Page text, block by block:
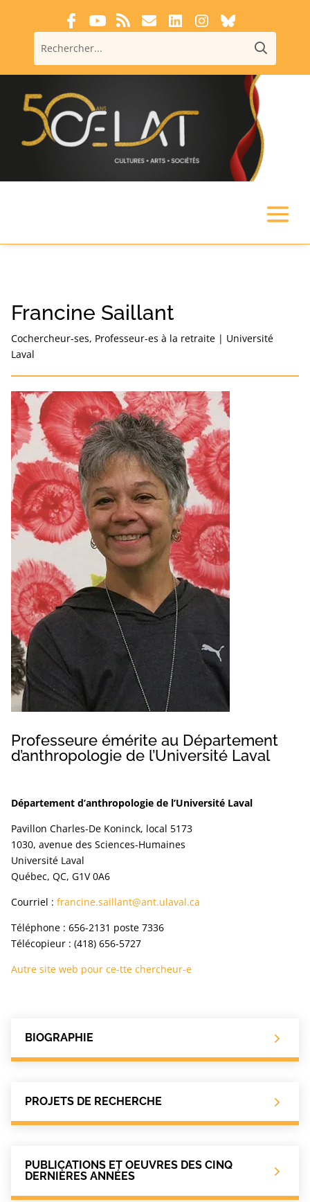
Francine Saillant
Cochercheur-ses, Professeur-es à la retraite| Université
Laval
Professeure émérite au Département
d’anthropologie de l’Université Laval
Département d’anthropologie de l’Université Laval
Pavillon Charles-De Koninck, local 5173
1030, avenue des Sciences-Humaines
Université Laval
Québec, QC, G1V 0A6
Courriel : francine.saillant@ant.ulaval.ca
Téléphone : 656-2131 poste 7336
Télécopieur : (418) 656-5727
Autre site web pour ce-tte chercheur-e
BIOGRAPHIE
PROJETS DE RECHERCHE
PUBLICATIONS ET OEUVRES DES CINQ
DERNIÈRES ANNÉES